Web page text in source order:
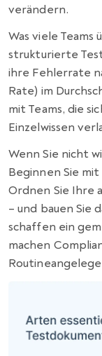
verändern.
Was viele
strukturierte
ihre Fehlerrate
Rate) im
mit Teams, die
Einzelwissen
Wenn Sie nicht
Beginnen Sie
Ordnen Sie Ihre
– und bauen Sie
schaffen ein
machen